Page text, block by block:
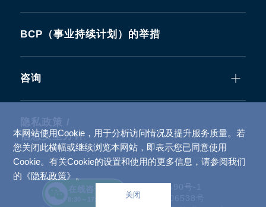
本网站使用Cookie，用于分析访问情况及提升服务质量。若
您关闭此横幅或继续浏览本网站，即表示您已同意使用
Cookie。有关Cookie的设置和使用的更多信息，请参阅我们
的《隐私政策》。
关闭
BCP（事业持续计划）的举措
咨询
隐私政策 /
信息安全方针
备案号：
沪ICP备2022026590号-1
沪公网安备 31010502006538号
在线咨询
8:30～17:00